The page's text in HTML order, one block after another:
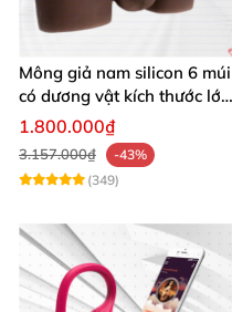
Mông giả nam silicon 6 múi
có dương vật kích thước lớn
cực thật
1.800.000₫
3.157.000₫
-43%
(349)